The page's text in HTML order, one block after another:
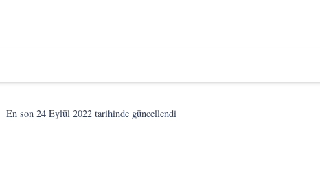
En son24 Eylül 2022 tarihinde güncellendi